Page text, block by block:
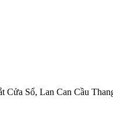
Cửa Sổ, Lan Can Cầu